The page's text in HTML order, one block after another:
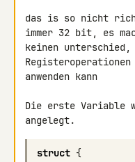
das is so nicht
immer 32 bit, es
keinen unterschied,
anwenden kann
Die erste Variable
angelegt.
struct {